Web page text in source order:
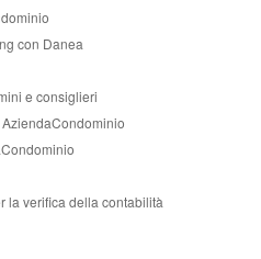
con Danea
e consiglieri
la verifica della contabilità